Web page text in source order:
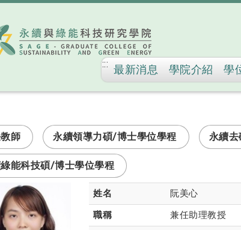
跳
::: 最新消息 學院介紹 學
單
師 永續領導力碩/博士學位學程 永續
能科技碩/博士學位學程
姓名
阮美心
職稱
兼任助理教授